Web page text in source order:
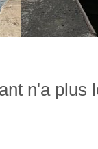
n'a plus